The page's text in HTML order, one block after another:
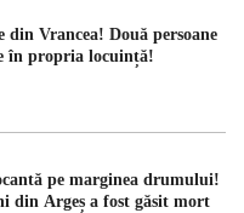
Vrancea! Două persoane
în propria locuință!
pe marginea drumului!
din Argeș a fost găsit mort